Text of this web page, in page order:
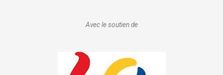
Avec le soutien de